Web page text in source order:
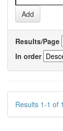
Results/Page
In order
Results 1-1 of